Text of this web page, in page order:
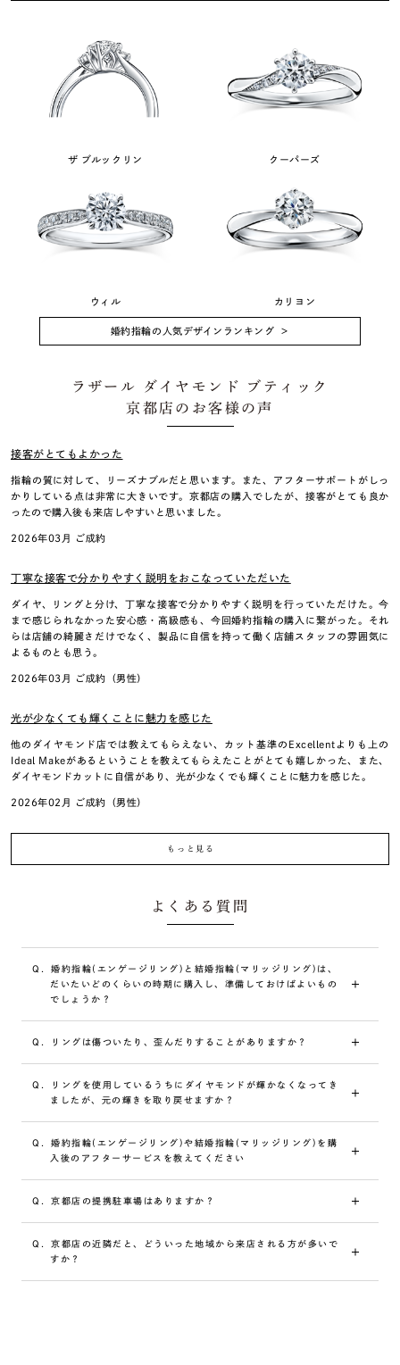
ザ ブルックリン クーパーズ
ウィル カリヨン
婚約指輪の人気デザインランキング
ラザール ダイヤモンド ブティック
京都店のお客様の声
接客がとてもよかった
指輪の質に対して、リーズナブルだと思います。また、アフターサポートがしっ
かりしている点は非常に大きいです。京都店の購入でしたが、接客がとても良か
ったので購入後も来店しやすいと思いました。
2026年03月 ご成約
丁寧な接客で分かりやすく説明をおこなっていただいた
ダイヤ、リングと分け、丁寧な接客で分かりやすく説明を行っていただけた。今
まで感じられなかった安心感・高級感も、今回婚約指輪の購入に繋がった。それ
らは店舗の綺麗さだけでなく、製品に自信を持って働く店舗スタッフの雰囲気に
よるものとも思う。
2026年03月 ご成約（男性）
光が少なくても輝くことに魅力を感じた
他のダイヤモンド店では教えてもらえない、カット基準のExcellentよりも上の
Ideal Makeがあるということを教えてもらえたことがとても嬉しかった、また、
ダイヤモンドカットに自信があり、光が少なくでも輝くことに魅力を感じた。
2026年02月 ご成約（男性）
もっと見る
よくある質問
Q.
婚約指輪(エンゲージリング)と結婚指輪(マリッジリング)は、
だいたいどのくらいの時期に購入し、準備しておけばよいもの
でしょうか？
ておくと安心です。
Q. リングは傷ついたり、歪んだりすることがありますか？
使用中にどうしても細かいキズは付いてきますが、店頭のク
リーニングである程度目立たなく出来ますので、お気軽にお
ら、ご購入店舗へお問い合わせください。
Q.
リングを使用しているうちにダイヤモンドが輝かなくなってき
ましたが、元の輝きを取り戻せますか？
モンドは油脂と相性が良い性質があるため、クリーム状の油
脂や石鹸を使用したり、手の皮脂膜などが付着することによ
の洗剤などの中性洗剤をぬるま湯で薄めたもので優しく洗う
わせください。
Q.
婚約指輪(エンゲージリング)や結婚指輪(マリッジリング)を購
入後のアフターサービスを教えてください
アフターサービスをご用意しています。詳しい
アフターサー
Q. 京都店の提携駐車場はありますか？
場合、当店滞在時間分の駐車場代を負担致しますので、駐車
券をスタッフにお渡しください。
Q.
京都店の近隣だと、どういった地域から来店される方が多いで
すか？